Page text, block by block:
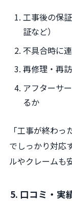
工事後の保
証など）
不具合時に
再修理・再
アフターサ
るか
「工事が終わ
でしっかり対応
ルやクレームも
5. 口コミ・実